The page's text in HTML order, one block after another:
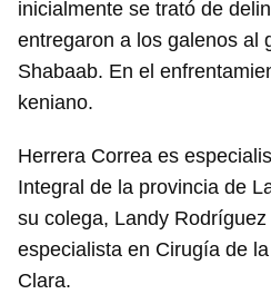
inicialmente se trató de
entregaron a los galenos al
Shabaab. En el
keniano.
Herrera Correa es
Integral de la provincia de
su colega, Landy
especialista en Cirugía de
Clara.